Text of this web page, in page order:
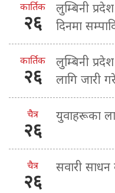
कार्तिक
२६
लुम्बिनी
दिनमा
कार्तिक
२६
लुम्बिनी
लागि जारी
चैत्र
२६
युवाहरूका
चैत्र
२६
सवारी